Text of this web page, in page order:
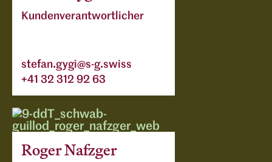
Kundenverantwortlicher
stefan.gygi@s-g.swiss
+41 32 312 92 63
Roger Nafzger